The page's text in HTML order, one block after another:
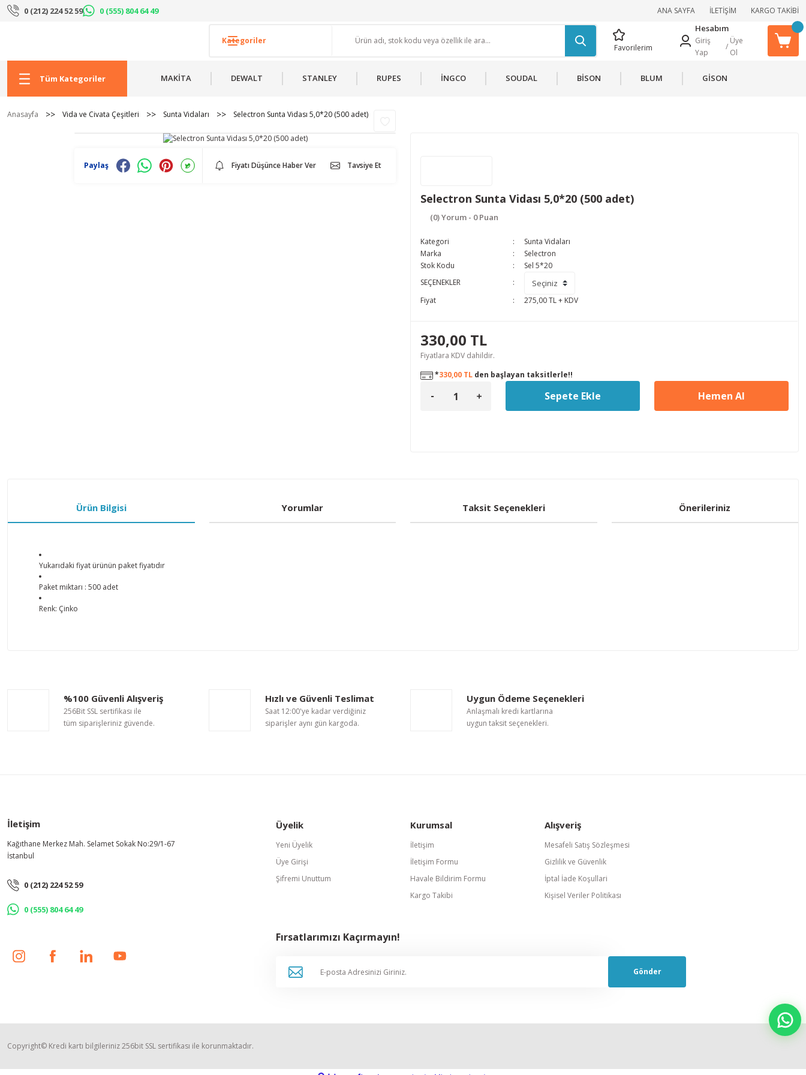
0 (212) 224 52 59 0 (555) 804 64 49 ANA SAYFA İLETİŞİM KARGO TAKİBİ
Favorilerim
Hesabım
Giriş
Yap
/
Üye
Ol
Tüm Kategoriler MAKİTA DEWALT STANLEY RUPES İNGCO SOUDAL BİSON BLUM GİSON
Anasayfa Vida ve Civata Çeşitleri Sunta Vidaları Selectron Sunta Vidası 5,0*20 (500 adet)
Paylaş Fiyatı Düşünce Haber Ver Tavsiye Et
Selectron Sunta Vidası 5,0*20 (500 adet)
(0) Yorum - 0 Puan
Kategori
Sunta Vidaları
Marka
Selectron
Stok Kodu
Sel 5*20
SEÇENEKLER
Fiyat
275,00 TL + KDV
330,00 TL
Fiyatlara KDV dahildir.
*330,00 TL den başlayan taksitlerle!!
Sepete Ekle Hemen Al
Ürün Bilgisi Yorumlar Taksit Seçenekleri Önerileriniz
Yukarıdaki fiyat ürünün paket fiyatıdır
Paket miktarı : 500 adet
Renk: Çinko
Ürün açıklamasında eksik bilgiler bulunuyor.
Ürün bilgilerinde hatalar bulunuyor.
%100 Güvenli Alışveriş
256Bit SSL sertifikası ile
tüm siparişleriniz güvende.
Hızlı ve Güvenli Teslimat
Saat 12:00'ye kadar verdiğiniz
siparişler aynı gün kargoda.
Uygun Ödeme Seçenekleri
Anlaşmalı kredi kartlarına
uygun taksit seçenekleri.
İletişim
Kağıthane Merkez Mah. Selamet Sokak No:29/1-67
İstanbul
0 (212) 224 52 59
0 (555) 804 64 49
Üyelik
Yeni Üyelik
Üye Girişi
Şifremi Unuttum
Kurumsal
İletişim
İletişim Formu
Havale Bildirim Formu
Kargo Takibi
Alışveriş
Mesafeli Satış Sözleşmesi
Gizlilik ve Güvenlik
İptal İade Koşullari
Kişisel Veriler Politikası
Fırsatlarımızı Kaçırmayın!
Gönder
Copyright© Kredi kartı bilgileriniz 256bit SSL sertifikası ile korunmaktadır.